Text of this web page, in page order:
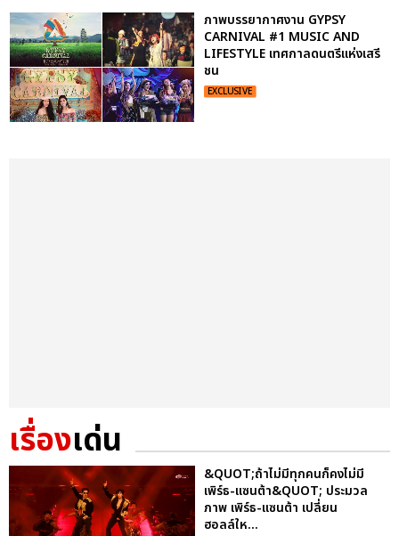
ภาพบรรยากาศงาน GYPSY
CARNIVAL #1 MUSIC AND
LIFESTYLE เทศกาลดนตรีแห่งเสรี
ชน
EXCLUSIVE
เรื่องเด่น
&QUOT;ถ้าไม่มีทุกคนก็คงไม่มี
เพิร์ธ-แซนต้า&QUOT; ประมวล
ภาพ เพิร์ธ-แซนต้า เปลี่ยน
ฮอลล์ให...